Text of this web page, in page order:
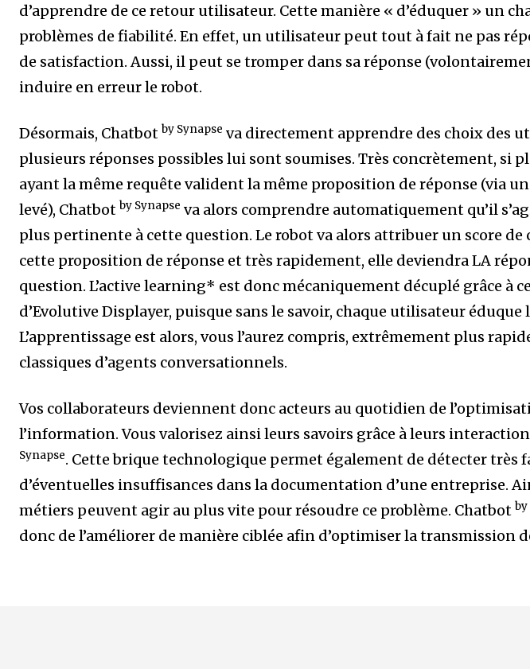
d’apprendre de ce retour utilisateur. Cette manière « d’éduquer » un
problèmes de fiabilité. En effet, un utilisateur peut tout à fait ne pas
de satisfaction. Aussi, il peut se tromper dans sa réponse
induire en erreur le robot.
Désormais, Chatbot by Synapse va directement apprendre des choix des
plusieurs réponses possibles lui sont soumises. Très concrètement, si
ayant la même requête valident la même proposition de réponse (via
levé), Chatbot by Synapse va alors comprendre automatiquement qu’il
plus pertinente à cette question. Le robot va alors attribuer un score de
cette proposition de réponse et très rapidement, elle deviendra LA
question. L’active learning* est donc mécaniquement décuplé grâce à
d’Evolutive Displayer, puisque sans le savoir, chaque utilisateur éduque
L’apprentissage est alors, vous l’aurez compris, extrêmement plus
classiques d’agents conversationnels.
Vos collaborateurs deviennent donc acteurs au quotidien de
l’information. Vous valorisez ainsi leurs savoirs grâce à leurs
Synapse. Cette brique technologique permet également de détecter très
d’éventuelles insuffisances dans la documentation d’une entreprise.
métiers peuvent agir au plus vite pour résoudre ce problème. Chatbot by
donc de l’améliorer de manière ciblée afin d’optimiser la transmission